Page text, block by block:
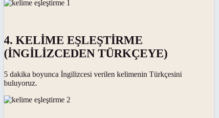
4. KELİME EŞLEŞTİRME
(İNGİLİZCEDEN TÜRKÇEYE)
5 dakika boyunca İngilizcesi verilen kelimenin Türkçesini
buluyoruz.